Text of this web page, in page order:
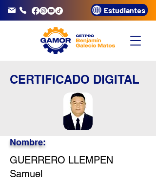
3320072 Estudiantes
CERTIFICADO DIGITAL
Nombre:
GUERRERO LLEMPEN
Samuel